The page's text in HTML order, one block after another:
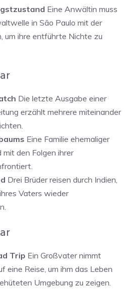
Eine Anwältin muss
in São Paulo mit der
um ihre entführte Nichte zu
Die letzte Ausgabe einer
erzählt mehrere miteinander
Eine Familie ehemaliger
den Folgen ihrer
Drei Brüder reisen durch Indien,
Vaters wieder
Trip Ein Großvater nimmt
eine Reise, um ihm das Leben
Umgebung zu zeigen.